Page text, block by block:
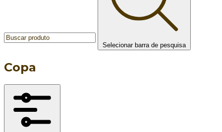
Selecionar barra de pesquisa
Copa